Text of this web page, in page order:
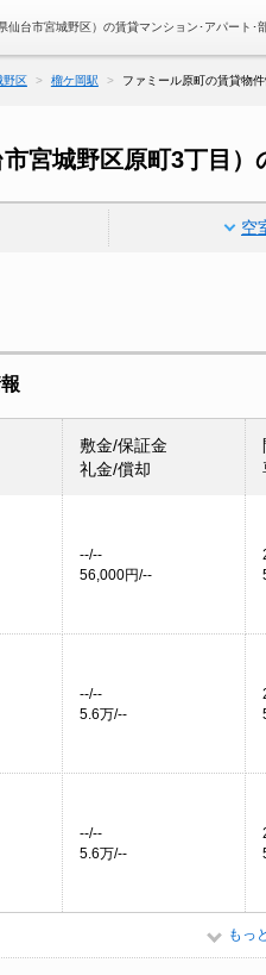
仙台市宮城野区）の賃貸マンション･アパート･
野区 榴ケ岡駅 ファミール原町の賃貸物件
宮城野区原町3丁目）
空
敷金/保証金
礼金/償却
--/--
56,000円/--
--/--
5.6万/--
--/--
5.6万/--
もっ